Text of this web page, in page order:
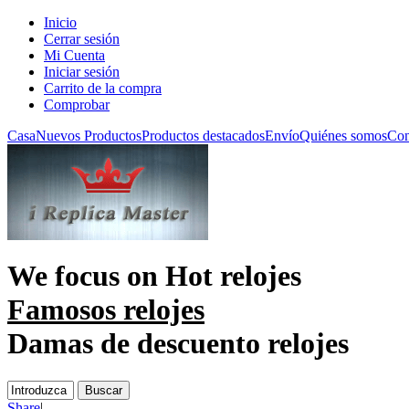
Inicio
Cerrar sesión
Mi Cuenta
Iniciar sesión
Carrito de la compra
Comprobar
CasaNuevos ProductosProductos destacadosEnvíoQuiénes somos
We focus on Hot relojes
Famosos relojes
Damas de descuento relojes